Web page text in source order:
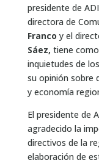
presidente de
directora de
Franco y el
Sáez, tiene
inquietudes de
su opinión sobre
y economía
El presidente de
agradecido la
directivos de la
elaboración de